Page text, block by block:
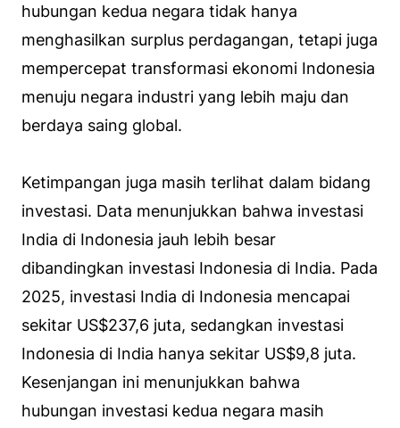
hubungan kedua negara tidak hanya
menghasilkan surplus perdagangan, tetapi juga
mempercepat transformasi ekonomi Indonesia
menuju negara industri yang lebih maju dan
berdaya saing global.
Ketimpangan juga masih terlihat dalam bidang
investasi. Data menunjukkan bahwa investasi
India di Indonesia jauh lebih besar
dibandingkan investasi Indonesia di India. Pada
2025, investasi India di Indonesia mencapai
sekitar US$237,6 juta, sedangkan investasi
Indonesia di India hanya sekitar US$9,8 juta.
Kesenjangan ini menunjukkan bahwa
hubungan investasi kedua negara masih